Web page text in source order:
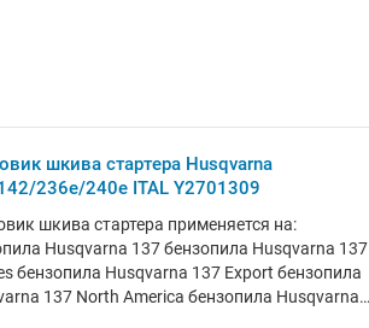
шкива стартера Husqvarna
236e/240e ITAL Y2701309
шкива стартера применяется на:
Husqvarna 137 бензопила Husqvarna 137
бензопила Husqvarna 137 Export бензопила
137 North America бензопила Husqvarna